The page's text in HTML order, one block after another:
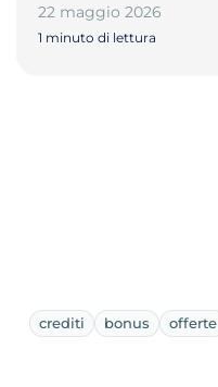
22 maggio 2026
1 minuto di lettura
crediti bonus offerte